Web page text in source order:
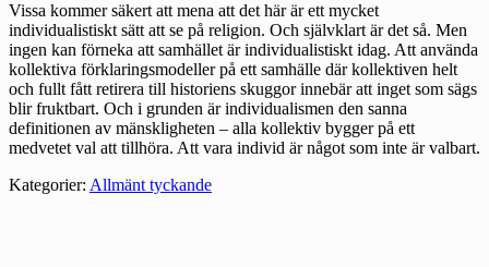
Vissa kommer säkert att mena att det här är ett mycket
individualistiskt sätt att se på religion. Och självklart är det så. Men
ingen kan förneka att samhället är individualistiskt idag. Att använda
kollektiva förklaringsmodeller på ett samhälle där kollektiven helt
och fullt fått retirera till historiens skuggor innebär att inget som sägs
blir fruktbart. Och i grunden är individualismen den sanna
definitionen av mänskligheten – alla kollektiv bygger på ett
medvetet val att tillhöra. Att vara individ är något som inte är valbart.
Kategorier: Allmänt tyckande